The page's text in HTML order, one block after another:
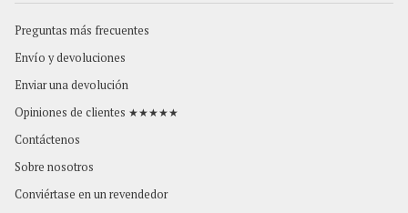
Preguntas más frecuentes
Envío y devoluciones
Enviar una devolución
Opiniones de clientes ★★★★★
Contáctenos
Sobre nosotros
Conviértase en un revendedor